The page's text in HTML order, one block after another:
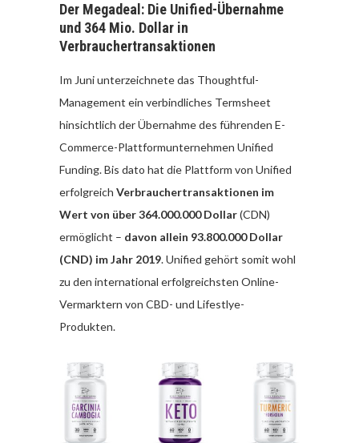
Der Megadeal: Die Unified-Übernahme
und 364 Mio. Dollar in
Verbrauchertransaktionen
Im Juni unterzeichnete das Thoughtful-
Management ein verbindliches Termsheet
hinsichtlich der Übernahme des führenden E-
Commerce-Plattformunternehmen Unified
Funding. Bis dato hat die Plattform von Unified
erfolgreich Verbrauchertransaktionen im
Wert von über 364.000.000 Dollar(CDN)
ermöglicht – davon allein 93.800.000 Dollar
(CND) im Jahr 2019. Unified gehört somit wohl
zu den international erfolgreichsten Online-
Vermarktern von CBD- und Lifestlye-
Produkten.